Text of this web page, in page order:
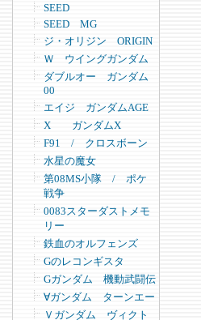
SEED
SEED MG
ジ・オリジン ORIGIN
Ｗ ウイングガンダム
ダブルオー ガンダム
00
エイジ ガンダムAGE
X ガンダムX
F91 / クロスボーン
水星の魔女
第08MS小隊 / ポケ
戦争
0083スターダストメモ
リー
鉄血のオルフェンズ
Gのレコンギスタ
Gガンダム 機動武闘伝
∀ガンダム ターンエー
Ｖガンダム ヴィクト